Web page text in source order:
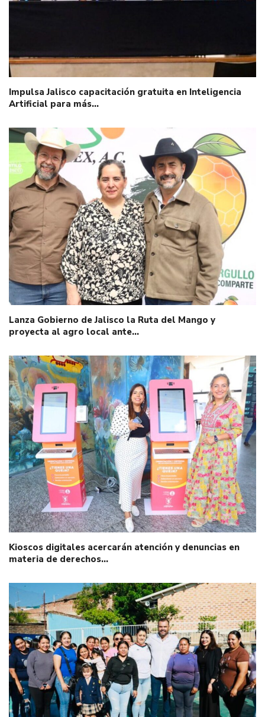
Impulsa Jalisco capacitación gratuita en Inteligencia
Artificial para más…
Lanza Gobierno de Jalisco la Ruta del Mango y
proyecta al agro local ante…
Kioscos digitales acercarán atención y denuncias en
materia de derechos…